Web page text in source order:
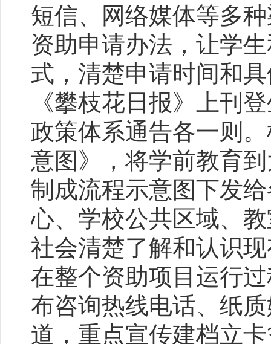
短信、网络媒体等多
资助申请办法，让学
式，清楚申请时间和
《攀枝花日报》上刊
政策体系通告各一则。
意图》，将学前教育
制成流程示意图下发
心、学校公共区域、
社会清楚了解和认识
在整个资助项目运行
布咨询热线电话、纸
道，重点宣传建档立